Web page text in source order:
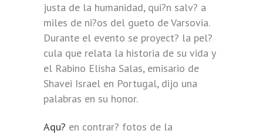
justa de la humanidad, qui?n salv? a
miles de ni?os del gueto de Varsovia.
Durante el evento se proyect? la pel?
cula que relata la historia de su vida y
el Rabino Elisha Salas, emisario de
Shavei Israel en Portugal, dijo una
palabras en su honor.
Aqu? en contrar? fotos de la